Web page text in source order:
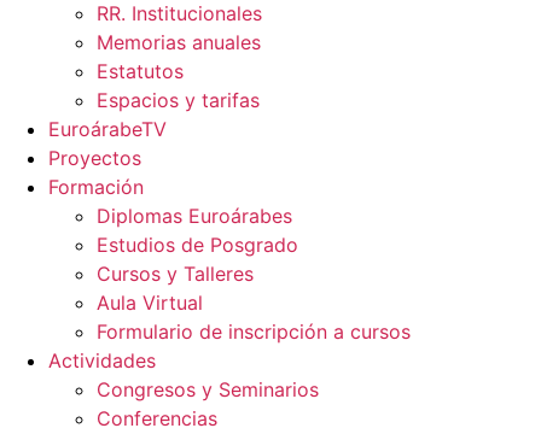
RR. Institucionales
Memorias anuales
Estatutos
Espacios y tarifas
EuroárabeTV
Proyectos
Formación
Diplomas Euroárabes
Estudios de Posgrado
Cursos y Talleres
Aula Virtual
Formulario de inscripción a cursos
Actividades
Congresos y Seminarios
Conferencias